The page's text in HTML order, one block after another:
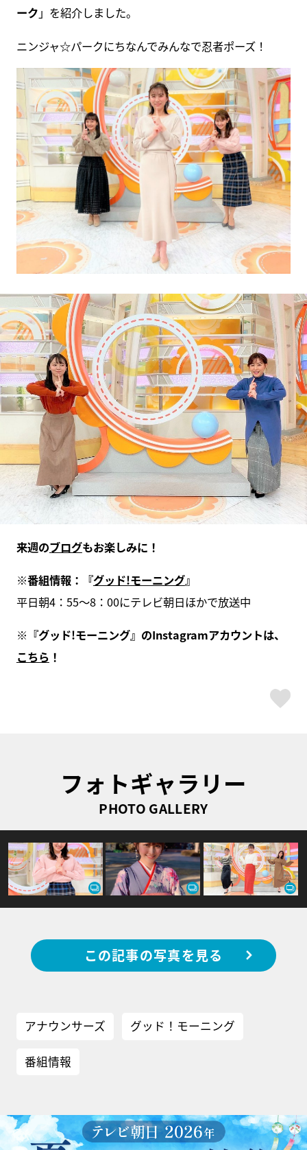
ーク 」を紹介しました。
ニンジャ☆パークにちなんでみんなで忍者ポーズ！
来週のブログもお楽しみに！
※番組情報：『グッド!モーニング』
平日朝4：55～8：00にテレビ朝日ほかで放送中
※『グッド!モーニング』のInstagramアカウントは、
こちら ！
フォトギャラリー
PHOTO GALLERY
この記事の写真を見る
アナウンサーズ グッド！モーニング
番組情報